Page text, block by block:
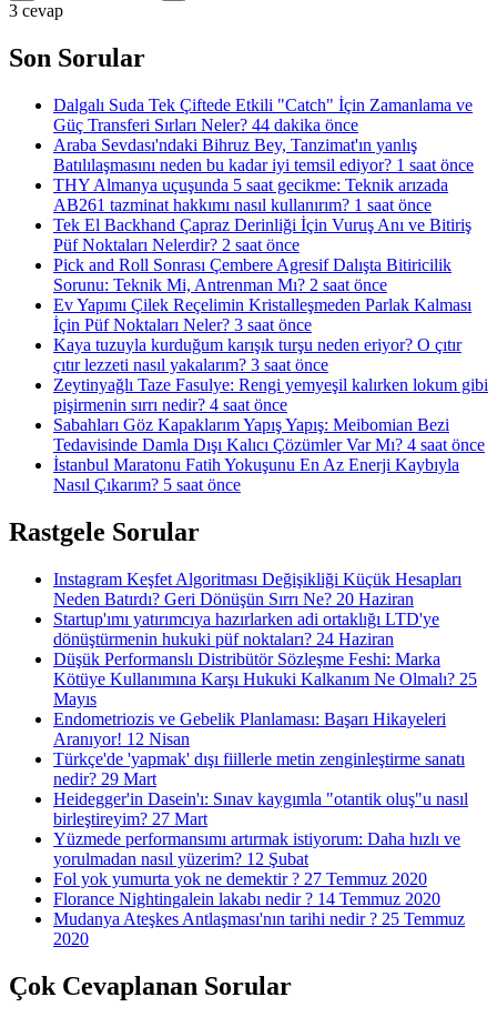
3 cevap
Son Sorular
Dalgalı Suda Tek Çiftede Etkili "Catch" İçin Zamanlama ve
Güç Transferi Sırları Neler? 44 dakika önce
Araba Sevdası'ndaki Bihruz Bey, Tanzimat'ın yanlış
Batılılaşmasını neden bu kadar iyi temsil ediyor? 1 saat önce
THY Almanya uçuşunda 5 saat gecikme: Teknik arızada
AB261 tazminat hakkımı nasıl kullanırım? 1 saat önce
Tek El Backhand Çapraz Derinliği İçin Vuruş Anı ve Bitiriş
Püf Noktaları Nelerdir? 2 saat önce
Pick and Roll Sonrası Çembere Agresif Dalışta Bitiricilik
Sorunu: Teknik Mi, Antrenman Mı? 2 saat önce
Ev Yapımı Çilek Reçelimin Kristalleşmeden Parlak Kalması
İçin Püf Noktaları Neler? 3 saat önce
Kaya tuzuyla kurduğum karışık turşu neden eriyor? O çıtır
çıtır lezzeti nasıl yakalarım? 3 saat önce
Zeytinyağlı Taze Fasulye: Rengi yemyeşil kalırken lokum gibi
pişirmenin sırrı nedir? 4 saat önce
Sabahları Göz Kapaklarım Yapış Yapış: Meibomian Bezi
Tedavisinde Damla Dışı Kalıcı Çözümler Var Mı? 4 saat önce
İstanbul Maratonu Fatih Yokuşunu En Az Enerji Kaybıyla
Nasıl Çıkarım? 5 saat önce
Rastgele Sorular
Instagram Keşfet Algoritması Değişikliği Küçük Hesapları
Neden Batırdı? Geri Dönüşün Sırrı Ne? 20 Haziran
Startup'ımı yatırımcıya hazırlarken adi ortaklığı LTD'ye
dönüştürmenin hukuki püf noktaları? 24 Haziran
Düşük Performanslı Distribütör Sözleşme Feshi: Marka
Kötüye Kullanımına Karşı Hukuki Kalkanım Ne Olmalı? 25
Mayıs
Endometriozis ve Gebelik Planlaması: Başarı Hikayeleri
Aranıyor! 12 Nisan
Türkçe'de 'yapmak' dışı fiillerle metin zenginleştirme sanatı
nedir? 29 Mart
Heidegger'in Dasein'ı: Sınav kaygımla "otantik oluş"u nasıl
birleştireyim? 27 Mart
Yüzmede performansımı artırmak istiyorum: Daha hızlı ve
yorulmadan nasıl yüzerim? 12 Şubat
Fol yok yumurta yok ne demektir ? 27 Temmuz 2020
Florance Nightingalein lakabı nedir ? 14 Temmuz 2020
Mudanya Ateşkes Antlaşması'nın tarihi nedir ? 25 Temmuz
2020
Çok Cevaplanan Sorular